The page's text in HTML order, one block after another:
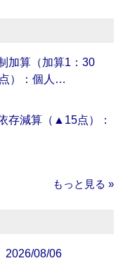
加算（加算1：30
）：個人…
存減算（▲15点）：
もっと見る »
2026/08/06